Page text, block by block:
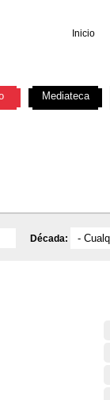
Inicio
Década:
Mediateca